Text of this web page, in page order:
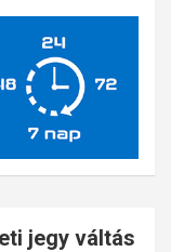
jegy váltás